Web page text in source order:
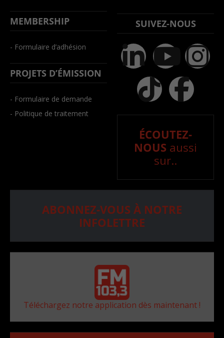
MEMBERSHIP
- Formulaire d’adhésion
PROJETS D’ÉMISSION
- Formulaire de demande
- Politique de traitement
SUIVEZ-NOUS
ÉCOUTEZ-
NOUS aussi
sur..
ABONNEZ-VOUS À NOTRE
INFOLETTRE
Téléchargez notre application dès maintenant !